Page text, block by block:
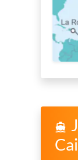
directions_boat